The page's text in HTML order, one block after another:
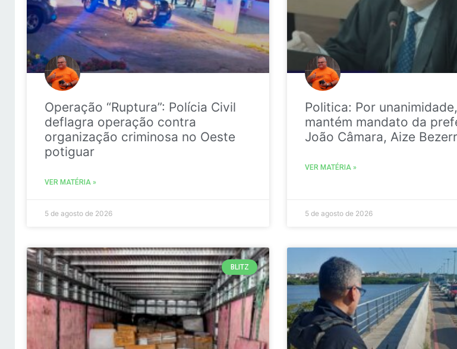
Operação “Ruptura”: Polícia Civil
deflagra operação contra
organização criminosa no Oeste
potiguar
VER MATÉRIA »
5 de agosto de 2026
Politica: Por
mantém mandato da
João Câmara, Aize
VER MATÉRIA »
5 de agosto de 2026
BLITZ